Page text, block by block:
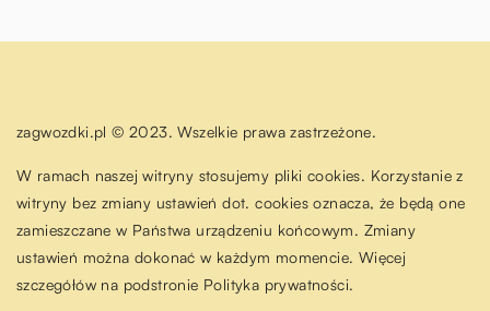
zagwozdki.pl © 2023. Wszelkie prawa zastrzeżone.
W ramach naszej witryny stosujemy pliki cookies. Korzystanie z
witryny bez zmiany ustawień dot. cookies oznacza, że będą one
zamieszczane w Państwa urządzeniu końcowym. Zmiany
ustawień można dokonać w każdym momencie. Więcej
szczegółów na podstronie Polityka prywatności.